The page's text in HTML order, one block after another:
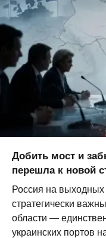
Добить мост и
перешла к новой
Россия на
стратегически
области —
украинских портов